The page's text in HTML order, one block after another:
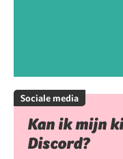
Sociale media
Kan ik mijn
Discord?